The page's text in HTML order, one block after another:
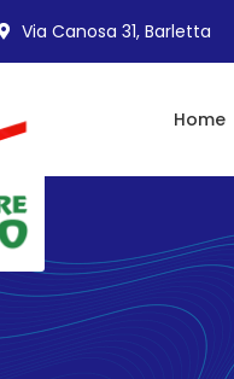
Via Canosa 31, Barletta
Home